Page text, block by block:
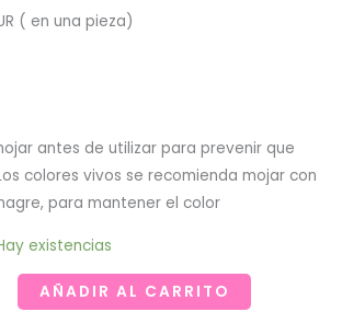
( en una pieza)
antes de utilizar para prevenir que
colores vivos se recomienda mojar con
para mantener el color
existencias
AÑADIR AL CARRITO